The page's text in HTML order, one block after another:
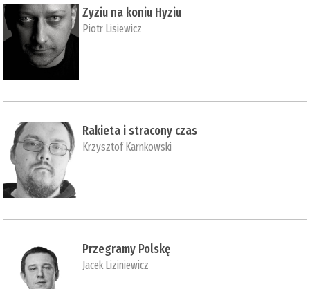
Zyziu na koniu Hyziu
Piotr Lisiewicz
Rakieta i stracony czas
Krzysztof Karnkowski
Przegramy Polskę
Jacek Liziniewicz